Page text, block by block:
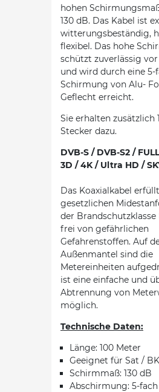
hohen
130 dB. Das Kabel ist
witterungsbeständig,
flexibel. Das hohe
schützt zuverlässig
und wird durch eine 5-
Schirmung von Alu-
Geflecht erreicht.
Sie erhalten zusätzlich
Stecker dazu.
DVB-S / DVB-S2 /
3D / 4K / Ultra HD /
Das Koaxialkabel
gesetzlichen
der Brandschutzklasse
frei von gefährlichen
Gefahrenstoffen. Auf
Außenmantel sind die
Metereinheiten
ist eine einfache und
Abtrennung von
möglich.
Technische Daten:
Länge: 100 Meter
Geeignet für Sat / BK
Schirmmaß: 130 dB
Abschirmung: 5-fach